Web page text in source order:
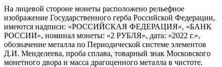
На лицевой стороне монеты расположено рельефное
изображение Государственного герба Российской Федерации,
имеются надписи: «РОССИЙСКАЯ ФЕДЕРАЦИЯ», «БАНК
РОССИИ», номинал монеты: «2 РУБЛЯ», дата: «2022 г.»,
обозначение металла по Периодической системе элементов
Д.И. Менделеева, проба сплава, товарный знак Московского
монетного двора и масса драгоценного металла в чистоте.